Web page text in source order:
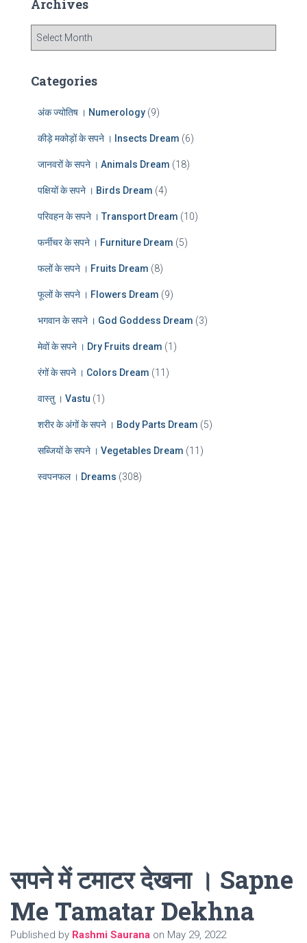
h
f
r
Archives
h
Categories
अंक ज्योतिष । Numerology (9)
कीड़े मकोड़ों के सपने । Insects Dream (6)
जानवरों के सपने । Animals Dream (18)
पक्षियों के सपने । Birds Dream (4)
परिवहन के सपने । Transport Dream (10)
फर्नीचर के सपने । Furniture Dream (5)
फलों के सपने । Fruits Dream (8)
फूलों के सपने । Flowers Dream (9)
भगवान के सपने । God Goddess Dream (3)
मेवों के सपने । Dry Fruits dream (1)
रंगों के सपने । Colors Dream (11)
वास्तु । Vastu (1)
शरीर के अंगों के सपने । Body Parts Dream (5)
सब्जियों के सपने । Vegetables Dream (11)
स्वपनफल । Dreams (308)
सपने में टमाटर देखना । Sapne
Me Tamatar Dekhna
Published by Rashmi Saurana on May 29, 2022